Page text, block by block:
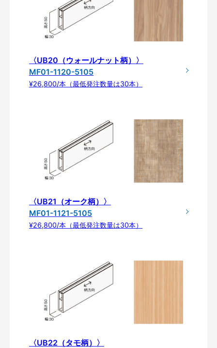
〈UB20（ウォールナット柄）〉
MF01-1120-5105
¥26,800/本（最低発注数量は30本）
〈UB21（オーク柄）〉
MF01-1121-5105
¥26,800/本（最低発注数量は30本）
〈UB22（タモ柄）〉